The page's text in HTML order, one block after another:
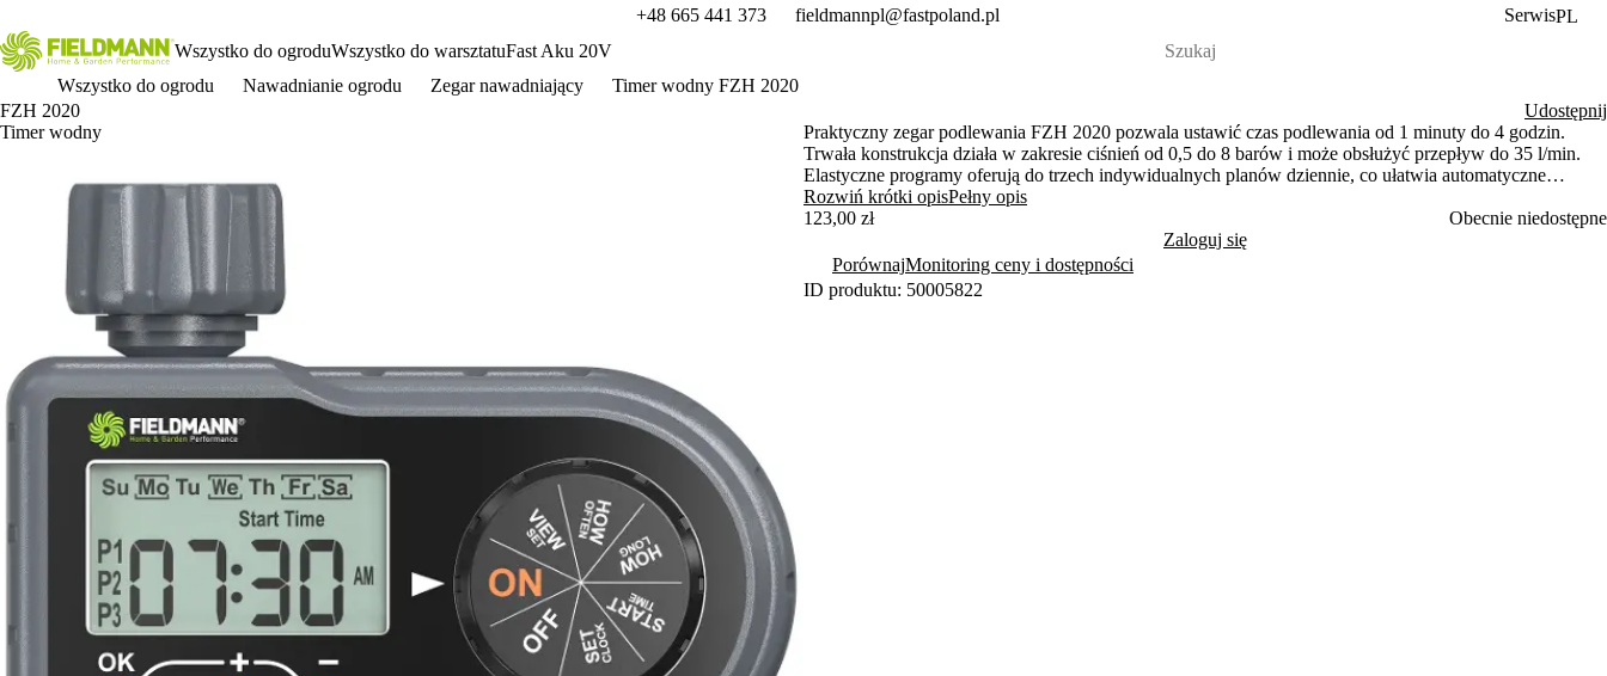
+48 665 441 373 fieldmannpl@fastpoland.pl SerwisPL
Wszystko do ogroduWszystko do warsztatuFast Aku 20V
Wszystko do ogrodu
Nawadnianie ogrodu Zegar nawadniający
Timer wodny FZH 2020
FZH 2020
Timer wodny
Udostępnij
Praktyczny zegar podlewania FZH 2020 pozwala ustawić czas podlewania od 1 minuty do 4 godzin.
Trwała konstrukcja działa w zakresie ciśnień od 0,5 do 8 barów i może obsłużyć przepływ do 35 l/min.
Elastyczne programy oferują do trzech indywidualnych planów dziennie, co ułatwia automatyczne
nawadnianie ogrodu.
Rozwiń krótki opisPełny opis
123,00 zł
Obecnie niedostępne
Zaloguj się
PorównajMonitoring ceny i dostępności
ID produktu: 50005822